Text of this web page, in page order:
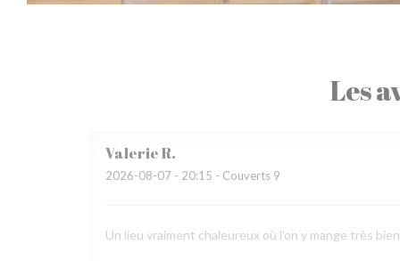
Les
ValerieR
2026-08-07 - 20:15 - Couverts 9
Un lieu vraiment chaleureux où l'on y mange très bien